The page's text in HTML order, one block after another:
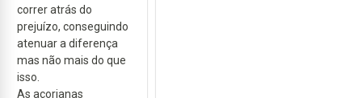
correr atrás do
prejuízo, conseguindo
atenuar a diferença
mas não mais do que
isso.
As açorianas